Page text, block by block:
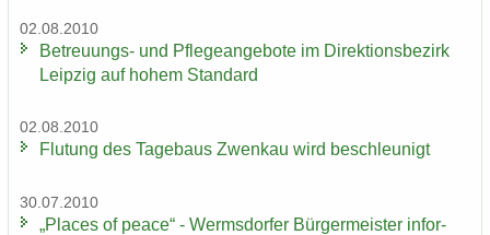
02.08.2010
Betreuungs-​ und Pfle­ge­an­ge­bo­te im Di­rek­ti­ons­be­zirk
Leip­zig auf hohem Stan­dard
02.08.2010
Flu­tung des Ta­ge­baus Zwenkau wird be­schleu­nigt
30.07.2010
„Places of peace“ - Werms­dor­fer Bür­ger­meis­ter in­for­